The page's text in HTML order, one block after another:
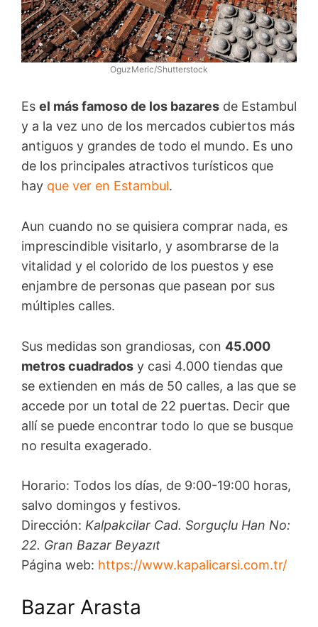
OguzMeric/Shutterstock
Es el más famoso de los bazares de Estambul
y a la vez uno de los mercados cubiertos más
antiguos y grandes de todo el mundo. Es uno
de los principales atractivos turísticos que
hay que ver en Estambul.
Aun cuando no se quisiera comprar nada, es
imprescindible visitarlo, y asombrarse de la
vitalidad y el colorido de los puestos y ese
enjambre de personas que pasean por sus
múltiples calles.
Sus medidas son grandiosas, con 45.000
metros cuadrados y casi 4.000 tiendas que
se extienden en más de 50 calles, a las que se
accede por un total de 22 puertas. Decir que
allí se puede encontrar todo lo que se busque
no resulta exagerado.
Horario: Todos los días, de 9:00-19:00 horas,
salvo domingos y festivos.
Dirección: Kalpakcilar Cad. Sorguçlu Han No:
22. Gran Bazar Beyazıt
Página web: https://www.kapalicarsi.com.tr/
Bazar Arasta